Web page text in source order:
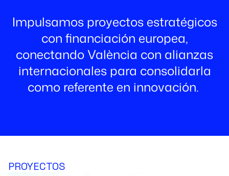
Impulsamos proyectos estratégicos
con financiación europea,
conectando València con alianzas
internacionales para consolidarla
como referente en innovación.
PROYECTOS